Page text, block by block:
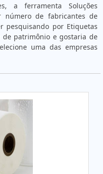
a ferramenta Soluções
número de fabricantes de
pesquisando por Etiquetas
patrimônio e gostaria de
uma das empresas